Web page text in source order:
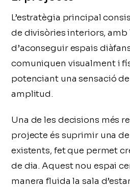
L’estratègia principal
de divisòries interiors, amb
d’aconseguir espais
comuniquen visualment i
potenciant una sensació
amplitud.
Una de les decisions més
projecte és suprimir una
existents, fet que permet
de dia. Aquest nou espai
manera fluida la sala